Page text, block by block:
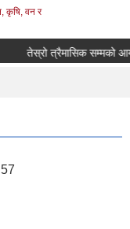
कृषि, वन र
तेस्रो त्रैमासिक सम्मको